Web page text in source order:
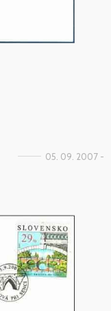
05. 09. 2007 -